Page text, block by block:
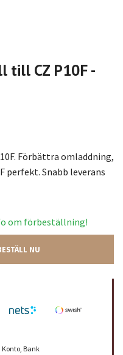
till CZ P10F -
Förbättra omladdning,
perfekt. Snabb leverans
om förbeställning!
NU
Konto, Bank